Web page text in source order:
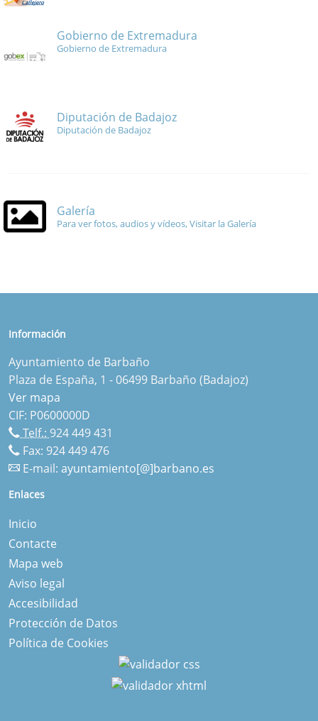
Gobierno de Extremadura
Gobierno de Extremadura
Diputación de Badajoz
Diputación de Badajoz
Galería
Para ver fotos, audios y vídeos, Visitar la Galería
Información
Ayuntamiento de Barbaño
Plaza de España, 1 - 06499 Barbaño (Badajoz)
Ver mapa
CIF: P0600000D
Telf.: 924 449 431
Fax: 924 449 476
E-mail: ayuntamiento[@]barbano.es
Enlaces
Inicio
Contacte
Mapa web
Aviso legal
Accesibilidad
Protección de Datos
Política de Cookies